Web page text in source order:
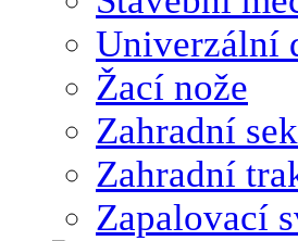
Univerzální
Žací nože
Zahradní
Zahradní
Zapalovací